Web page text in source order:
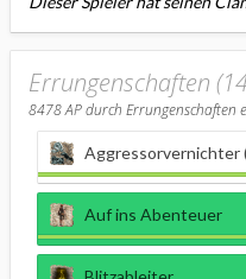
Errungenschaften
8478AP durch Errungenschaften
Aggressorvernichter
Auf ins Abenteuer